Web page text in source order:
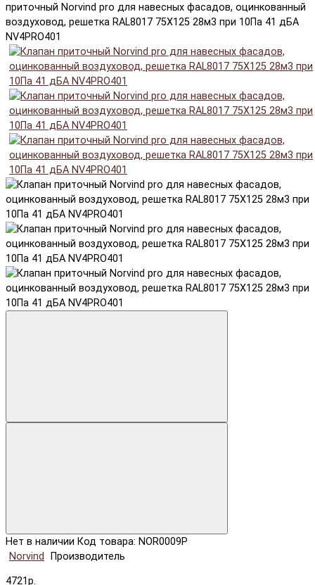
приточный Norvind pro для навесных фасадов, оцинкованный
воздуховод, решетка RAL8017 75X125 28м3 при 10Па 41 дБА
NV4PRO401
Нет в наличии Код товара: NOR0009P
Norvind
Производитель
4721р.